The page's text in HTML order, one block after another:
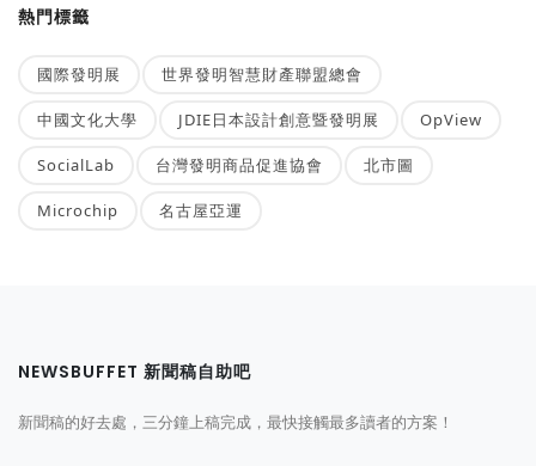
熱門標籤
國際發明展 世界發明智慧財產聯盟總會
中國文化大學 JDIE日本設計創意暨發明展 OpView
SocialLab 台灣發明商品促進協會 北市圖
Microchip 名古屋亞運
NEWSBUFFET 新聞稿自助吧
新聞稿的好去處，三分鐘上稿完成，最快接觸最多讀者的方案！